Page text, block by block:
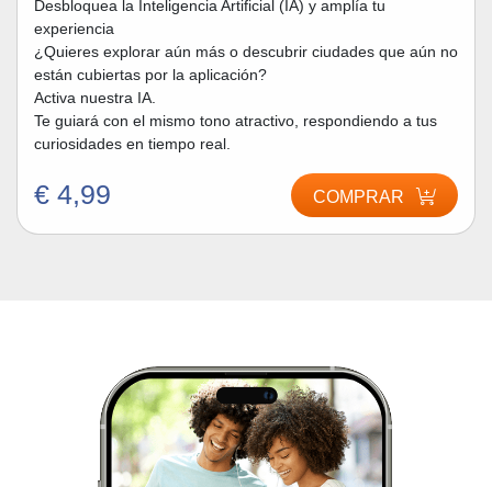
Desbloquea la Inteligencia Artificial (IA) y amplía tu
experiencia
¿Quieres explorar aún más o descubrir ciudades que aún no
están cubiertas por la aplicación?
Activa nuestra IA.
Te guiará con el mismo tono atractivo, respondiendo a tus
curiosidades en tiempo real.
€ 4,99 COMPRAR